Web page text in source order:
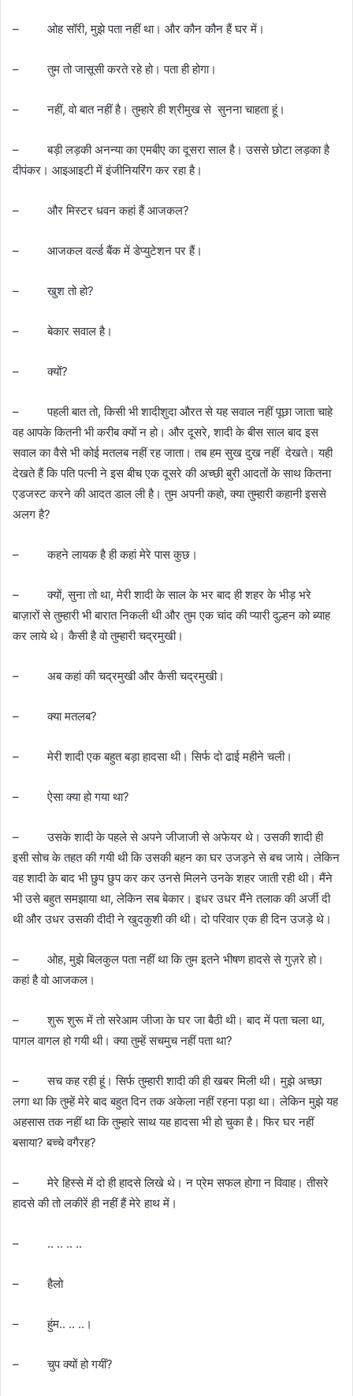
– ओह सॉरी, मुझे पता नहीं था। और कौन कौन हैं घर में।
– तुम तो जासूसी करते रहे हो। पता ही होगा।
– नहीं, वो बात नहीं है। तुम्हारे ही श्रीमुख से सुनना चाहता हूं।
– बड़ी लड़की अनन्या का एमबीए का दूसरा साल है। उससे छोटा लड़का है
दीपंकर। आइआइटी में इंजीनियरिंग कर रहा है।
– और मिस्टर धवन कहां हैं आजकल?
– आजकल वर्ल्ड बैंक में डेप्युटेशन पर हैं।
– खुश तो हो?
– बेकार सवाल है।
– क्यों?
– पहली बात तो, किसी भी शादीशुदा औरत से यह सवाल नहीं पूछा जाता चाहे
वह आपके कितनी भी करीब क्यों न हो। और दूसरे, शादी के बीस साल बाद इस
सवाल का वैसे भी कोई मतलब नहीं रह जाता। तब हम सुख दुख नहीं देखते। यही
देखते हैं कि पति पत्नी ने इस बीच एक दूसरे की अच्छी बुरी आदतों के साथ कितना
एडजस्ट करने की आदत डाल ली है। तुम अपनी कहो, क्या तुम्हारी कहानी इससे
अलग है?
– कहने लायक है ही कहां मेरे पास कुछ।
– क्यों, सुना तो था, मेरी शादी के साल के भर बाद ही शहर के भीड़ भरे
बाज़ारों से तुम्हारी भी बारात निकली थी और तुम एक चांद की प्यारी दुल्हन को ब्याह
कर लाये थे। कैसी है वो तुम्हारी चद्रमुखी।
– अब कहां की चद्रमुखी और कैसी चद्रमुखी।
– क्या मतलब?
– मेरी शादी एक बहुत बड़ा हादसा थी। सिर्फ दो ढाई महीने चली।
– ऐसा क्या हो गया था?
– उसके शादी के पहले से अपने जीजाजी से अफेयर थे। उसकी शादी ही
इसी सोच के तहत की गयी थी कि उसकी बहन का घर उजड़ने से बच जाये। लेकिन
वह शादी के बाद भी छुप छुप कर कर उनसे मिलने उनके शहर जाती रही थी। मैंने
भी उसे बहुत समझाया था, लेकिन सब बेकार। इधर उधर मैंने तलाक की अर्जी दी
थी और उधर उसकी दीदी ने खुदकुशी की थी। दो परिवार एक ही दिन उजड़े थे।
– ओह, मुझे बिलकुल पता नहीं था कि तुम इतने भीषण हादसे से गुज़रे हो।
कहां है वो आजकल।
– शुरू शुरू में तो सरेआम जीजा के घर जा बैठी थी। बाद में पता चला था,
पागल वागल हो गयी थी। क्या तुम्हें सचमुच नहीं पता था?
– सच कह रही हूं। सिर्फ तुम्हारी शादी की ही खबर मिली थी। मुझे अच्छा
लगा था कि तुम्हें मेरे बाद बहुत दिन तक अकेला नहीं रहना पड़ा था। लेकिन मुझे यह
अहसास तक नहीं था कि तुम्हारे साथ यह हादसा भी हो चुका है। फिर घर नहीं
बसाया? बच्चे वगैरह?
– मेरे हिस्से में दो ही हादसे लिखे थे। न प्रेम सफल होगा न विवाह। तीसरे
हादसे की तो लकीरें ही नहीं हैं मेरे हाथ में।
– .. .. .. ..
– हैलो
– हुंम.. .. ..।
– चुप क्यों हो गयीं?